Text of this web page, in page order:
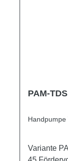
PAM-
Handpumpe
Variante